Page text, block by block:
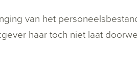
van het
haar toch niet laat